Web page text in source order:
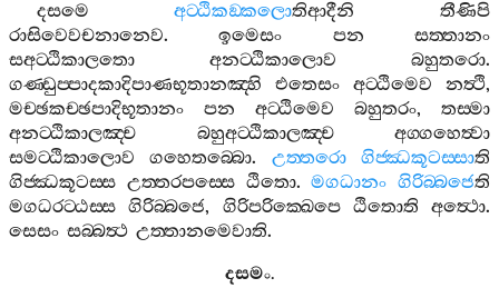
දසමෙ අට‍්ඨිකඞ‍්කලොතිආදීනි
තීණිපි
රාසිවෙවචනානෙව.ඉමෙසං පන
සත‍්තානං
සඅට‍්ඨිකාලතො
අනට‍්ඨිකාලොව බහුතරො.
ගණ‍්ඩුප‍්පාදකාදිපාණභූතානඤ‍්හි
එතෙසං අට‍්ඨිමෙව නත්‍ථි,
මච‍්ඡකච‍්ඡපාදිභූතානං
පන අට‍්ඨිමෙව බහුතරං, තස‍්මා
අනට‍්ඨිකාලඤ‍්ච
බහුඅට‍්ඨිකාලඤ‍්ච
අග‍්ගහෙත්‍වා
සමට‍්ඨිකාලොව
ගහෙතබ‍්බො. උත‍්තරො ගිජ‍්ඣකූටස‍්සාති
ගිජ‍්ඣකූටස‍්ස උත‍්තරපස‍්සෙ ඨිතො.මගධානං ගිරිබ‍්බජෙති
මගධරට‍්ඨස‍්ස ගිරිබ‍්බජෙ, ගිරිපරික‍්ඛෙපෙ ඨිතොති අත්‍ථො.
සෙසං සබ‍්බත්‍ථ උත‍්තානමෙවාති.
දසමං.